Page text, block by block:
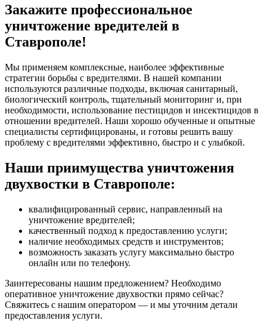
Закажите профессиональное
уничтожение вредителей в
Ставрополе!
Мы применяем комплексные, наиболее эффективные
стратегии борьбы с вредителями. В нашей компании
используются различные подходы, включая санитарный,
биологический контроль, тщательный мониторинг и, при
необходимости, использование пестицидов и инсектицидов в
отношении вредителей. Наши хорошо обученные и опытные
специалисты сертифицированы, и готовы решить вашу
проблему с вредителями эффективно, быстро и с улыбкой.
Наши приимущества уничтожения
двухвостки в Ставрополе:
квалифицированный сервис, направленный на
уничтожение вредителей;
качественный подход к предоставлению услуги;
наличие необходимых средств и инструментов;
возможность заказать услугу максимально быстро
онлайн или по телефону.
Заинтересованы нашим предложением? Необходимо
оперативное уничтожение двухвостки прямо сейчас?
Свяжитесь с нашим оператором — и мы уточним детали
предоставления услуги.